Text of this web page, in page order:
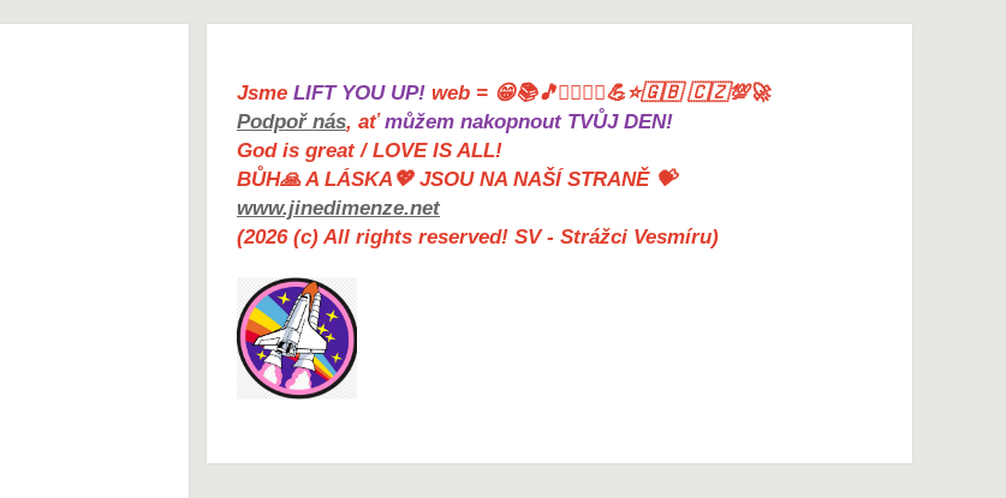
Jsme LIFT YOU UP! web = 😁📚🎵🤸‍♀️🏋️‍♀️💪⭐🇬🇧 🇨🇿💯🚀
Podpoř nás, aťmůžem nakopnout TVŮJ DEN!
God is great / LOVE IS ALL!
BŮH🙏 A LÁSKA💖 JSOU NA NAŠÍ STRANĚ 💝
www.jinedimenze.net
(2026 (c) All rights reserved! SV - Strážci Vesmíru)